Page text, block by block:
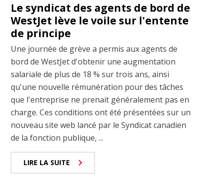
Le syndicat des agents de bord de
WestJet lève le voile sur l'entente
de principe
Une journée de grève a permis aux agents de
bord de WestJet d'obtenir une augmentation
salariale de plus de 18 % sur trois ans, ainsi
qu'une nouvelle rémunération pour des tâches
que l'entreprise ne prenait généralement pas en
charge. Ces conditions ont été présentées sur un
nouveau site web lancé par le Syndicat canadien
de la fonction publique, ...
LIRE LA SUITE